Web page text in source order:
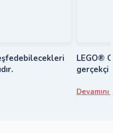
LEGO®
gerçekçi
Devamını